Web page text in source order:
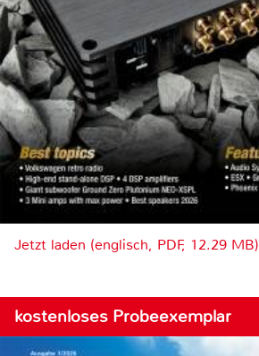
Jetzt laden (englisch, PDF, 12.29 MB)
kostenloses Probeexemplar